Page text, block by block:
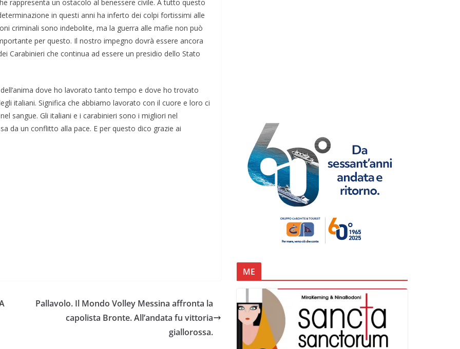
rappresenta un ostacolo al benessere civile. A tutto questo
in questi anni ha inferto dei colpi fortissimi alle
criminali sono indebolite, ma la guerra alle mafie non può
per questo. Il nostro impegno dovrà essere ancora
Carabinieri che continua ad essere un presidio dello Stato
dove ho lavorato tanto tempo e dove ho trovato
italiani. Significa che abbiamo lavorato con il cuore e loro ci
sangue. Gli italiani e i carabinieri sono i migliori nel
da un conflitto alla pace. E per questo dico grazie ai
Pallavolo. Il Mondo Volley Messina affronta la
capolista Bronte. All’andata fu vittoria
giallorossa.
ME